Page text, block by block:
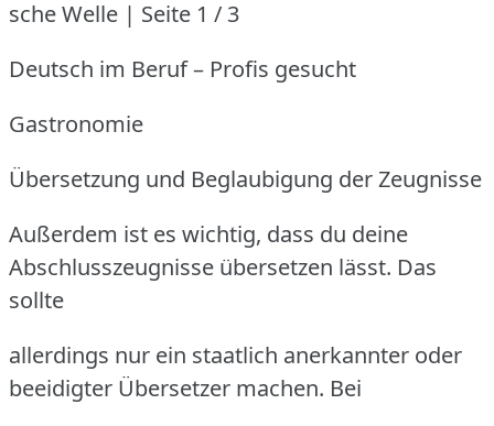
sche Welle | Seite 1 / 3
Deutsch im Beruf – Profis gesucht
Gastronomie
Übersetzung und Beglaubigung der Zeugnisse
Außerdem ist es wichtig, dass du deine
Abschlusszeugnisse übersetzen lässt. Das
sollte
allerdings nur ein staatlich anerkannter oder
beeidigter Übersetzer machen. Bei